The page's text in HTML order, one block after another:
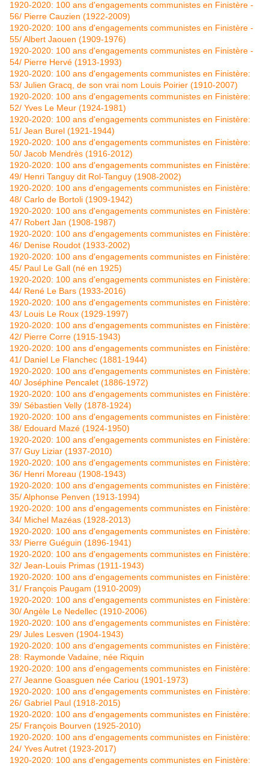
1920-2020: 100 ans d'engagements communistes en Finistère -
56/ Pierre Cauzien (1922-2009)
1920-2020: 100 ans d'engagements communistes en Finistère -
55/ Albert Jaouen (1909-1976)
1920-2020: 100 ans d'engagements communistes en Finistère -
54/ Pierre Hervé (1913-1993)
1920-2020: 100 ans d'engagements communistes en Finistère:
53/ Julien Gracq, de son vrai nom Louis Poirier (1910-2007)
1920-2020: 100 ans d'engagements communistes en Finistère:
52/ Yves Le Meur (1924-1981)
1920-2020: 100 ans d'engagements communistes en Finistère:
51/ Jean Burel (1921-1944)
1920-2020: 100 ans d'engagements communistes en Finistère:
50/ Jacob Mendrès (1916-2012)
1920-2020: 100 ans d'engagements communistes en Finistère:
49/ Henri Tanguy dit Rol-Tanguy (1908-2002)
1920-2020: 100 ans d'engagements communistes en Finistère:
48/ Carlo de Bortoli (1909-1942)
1920-2020: 100 ans d'engagements communistes en Finistère:
47/ Robert Jan (1908-1987)
1920-2020: 100 ans d'engagements communistes en Finistère:
46/ Denise Roudot (1933-2002)
1920-2020: 100 ans d'engagements communistes en Finistère:
45/ Paul Le Gall (né en 1925)
1920-2020: 100 ans d'engagements communistes en Finistère:
44/ René Le Bars (1933-2016)
1920-2020: 100 ans d'engagements communistes en Finistère:
43/ Louis Le Roux (1929-1997)
1920-2020: 100 ans d'engagements communistes en Finistère:
42/ Pierre Corre (1915-1943)
1920-2020: 100 ans d'engagements communistes en Finistère:
41/ Daniel Le Flanchec (1881-1944)
1920-2020: 100 ans d'engagements communistes en Finistère:
40/ Joséphine Pencalet (1886-1972)
1920-2020: 100 ans d'engagements communistes en Finistère:
39/ Sébastien Velly (1878-1924)
1920-2020: 100 ans d'engagements communistes en Finistère:
38/ Edouard Mazé (1924-1950)
1920-2020: 100 ans d'engagements communistes en Finistère:
37/ Guy Liziar (1937-2010)
1920-2020: 100 ans d'engagements communistes en Finistère:
36/ Henri Moreau (1908-1943)
1920-2020: 100 ans d'engagements communistes en Finistère:
35/ Alphonse Penven (1913-1994)
1920-2020: 100 ans d'engagements communistes en Finistère:
34/ Michel Mazéas (1928-2013)
1920-2020: 100 ans d'engagements communistes en Finistère:
33/ Pierre Guéguin (1896-1941)
1920-2020: 100 ans d'engagements communistes en Finistère:
32/ Jean-Louis Primas (1911-1943)
1920-2020: 100 ans d'engagements communistes en Finistère:
31/ François Paugam (1910-2009)
1920-2020: 100 ans d'engagements communistes en Finistère:
30/ Angèle Le Nedellec (1910-2006)
1920-2020: 100 ans d'engagements communistes en Finistère:
29/ Jules Lesven (1904-1943)
1920-2020: 100 ans d'engagements communistes en Finistère:
28: Raymonde Vadaine, née Riquin
1920-2020: 100 ans d'engagements communistes en Finistère:
27/ Jeanne Goasguen née Cariou (1901-1973)
1920-2020: 100 ans d'engagements communistes en Finistère:
26/ Gabriel Paul (1918-2015)
1920-2020: 100 ans d'engagements communistes en Finistère:
25/ François Bourven (1925-2010)
1920-2020: 100 ans d'engagements communistes en Finistère:
24/ Yves Autret (1923-2017)
1920-2020: 100 ans d'engagements communistes en Finistère: